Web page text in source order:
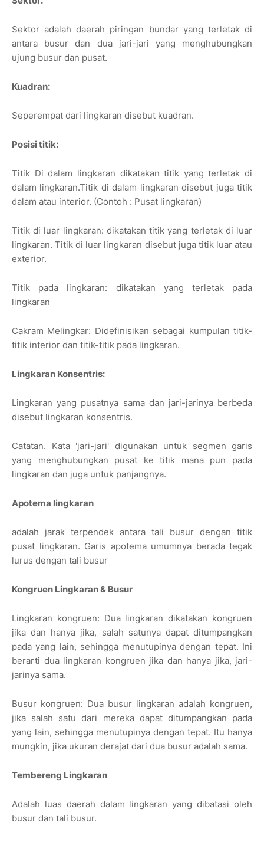
Sektor adalah daerah piringan bundar yang terletak di
antara busur dan dua jari-jari yang menghubungkan
ujung busur dan pusat.
Kuadran:
Seperempat dari lingkaran disebut kuadran.
Posisi titik:
Titik Di dalam lingkaran dikatakan titik yang terletak di
dalam lingkaran.Titik di dalam lingkaran disebut juga titik
dalam atau interior. (Contoh : Pusat lingkaran)
Titik di luar lingkaran: dikatakan titik yang terletak di luar
lingkaran. Titik di luar lingkaran disebut juga titik luar atau
exterior.
Titik pada lingkaran: dikatakan yang terletak pada
lingkaran
Cakram Melingkar: Didefinisikan sebagai kumpulan titik-
titik interior dan titik-titik pada lingkaran.
Lingkaran Konsentris:
Lingkaran yang pusatnya sama dan jari-jarinya berbeda
disebut lingkaran konsentris.
Catatan. Kata 'jari-jari' digunakan untuk segmen garis
yang menghubungkan pusat ke titik mana pun pada
lingkaran dan juga untuk panjangnya.
Apotema lingkaran
adalah jarak terpendek antara tali busur dengan titik
pusat lingkaran. Garis apotema umumnya berada tegak
lurus dengan tali busur
Kongruen Lingkaran & Busur
Lingkaran kongruen: Dua lingkaran dikatakan kongruen
jika dan hanya jika, salah satunya dapat ditumpangkan
pada yang lain, sehingga menutupinya dengan tepat. Ini
berarti dua lingkaran kongruen jika dan hanya jika, jari-
jarinya sama.
Busur kongruen: Dua busur lingkaran adalah kongruen,
jika salah satu dari mereka dapat ditumpangkan pada
yang lain, sehingga menutupinya dengan tepat. Itu hanya
mungkin, jika ukuran derajat dari dua busur adalah sama.
Tembereng Lingkaran
Adalah luas daerah dalam lingkaran yang dibatasi oleh
busur dan tali busur.